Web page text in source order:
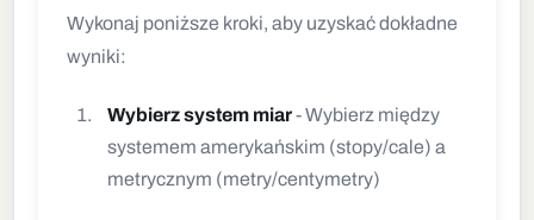
Wykonaj poniższe kroki, aby uzyskać dokładne
wyniki:
Wybierz system miar- Wybierz między
systemem amerykańskim (stopy/cale) a
metrycznym (metry/centymetry)